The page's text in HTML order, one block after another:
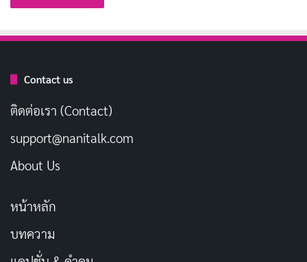
ทริลเลอร์สเปน เมื่อทฤษฎีสมคบคิดกลืนกิน
เผยแพร่เมื่อ: 2 สัปดาห์ ที่ผ่านมา
เซอร์ไพรส์มากนัก แต่ก็ทำให้หนังไหลลื่น ฉากแอคชั่นอย่าง
การไล่ล่ารถและการบุกคาสิโนถูกถ่ายทอดออกมาด้วยความ
มันส์ที่พอเหมาะ ไม่หนักเกินไปสำหรับหนังคอมเมดี้ หนัง
พยายามควบคุมให้รอดปลอดภัย
Eddie Murphy
Contact us
ติดต่อเรา (Contact)
support@nanitalk.com
About Us
หน้าหลัก
บทความ